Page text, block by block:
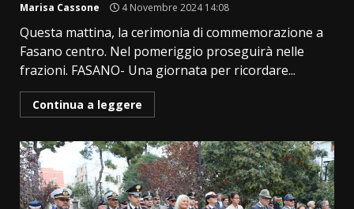
Marisa Cassone 4 Novembre 2024 14:08
Questa mattina, la cerimonia di commemorazione a
Fasano centro. Nel pomeriggio proseguirà nelle
frazioni. FASANO- Una giornata per ricordare...
Continua a leggere